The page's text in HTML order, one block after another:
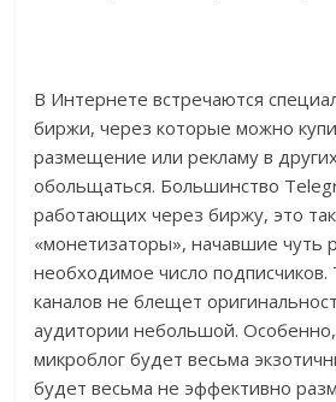
В Интернете встречаются
биржи, через которые можно
размещение или рекламу в
обольщаться. Большинство
работающих через биржу, это
«монетизаторы», начавшие чуть
необходимое число подписчиков.
каналов не блещет
аудитории небольшой.
микроблог будет весьма
будет весьма не эффективно